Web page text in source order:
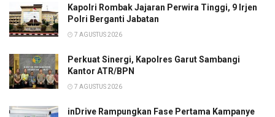
Kapolri Rombak Jajaran Perwira Tinggi, 9 Irjen
Polri Berganti Jabatan
7 AGUSTUS 2026
Perkuat Sinergi, Kapolres Garut Sambangi
Kantor ATR/BPN
7 AGUSTUS 2026
inDrive Rampungkan Fase Pertama Kampanye